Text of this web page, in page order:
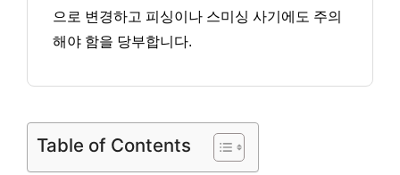
으로 변경하고 피싱이나 스미싱 사기에도 주의
해야 함을 당부합니다.
Table of Contents